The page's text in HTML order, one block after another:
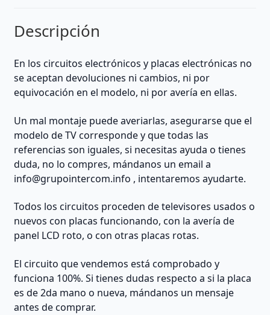
Descripción
En los circuitos electrónicos y placas electrónicas no
se aceptan devoluciones ni cambios, ni por
equivocación en el modelo, ni por avería en ellas.
Un mal montaje puede averiarlas, asegurarse que el
modelo de TV corresponde y que todas las
referencias son iguales, si necesitas ayuda o tienes
duda, no lo compres, mándanos un email a
info@grupointercom.info , intentaremos ayudarte.
Todos los circuitos proceden de televisores usados o
nuevos con placas funcionando, con la avería de
panel LCD roto, o con otras placas rotas.
El circuito que vendemos está comprobado y
funciona 100%. Si tienes dudas respecto a si la placa
es de 2da mano o nueva, mándanos un mensaje
antes de comprar.